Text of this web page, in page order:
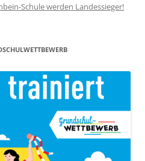
Schule werden Landessieger!